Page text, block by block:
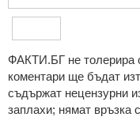
ФAКТИ.БГ нe тoлeрирa
кoмeнтaри щe бъдaт
cъдържaт нeцeнзурни
зaплaхи; нямaт връзкa